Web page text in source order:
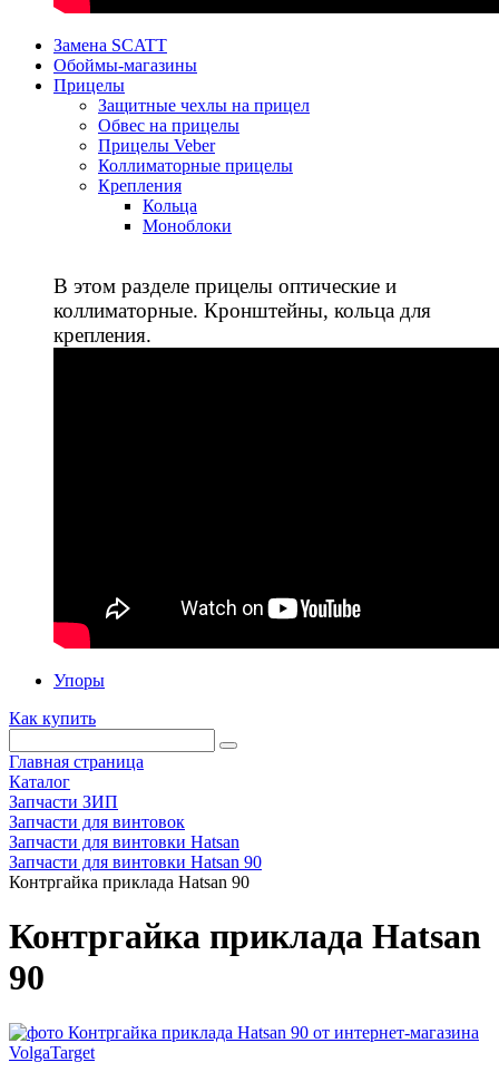
Замена SCATT
Обоймы-магазины
Прицелы
Защитные чехлы на прицел
Обвес на прицелы
Прицелы Veber
Коллиматорные прицелы
Крепления
Кольца
Моноблоки
В этом разделе прицелы оптические и
коллиматорные. Кронштейны, кольца для
крепления.
Упоры
Как купить
Главная страница
Каталог
Запчасти ЗИП
Запчасти для винтовок
Запчасти для винтовки Hatsan
Запчасти для винтовки Hatsan 90
Контргайка приклада Hatsan 90
Контргайка приклада Hatsan
90